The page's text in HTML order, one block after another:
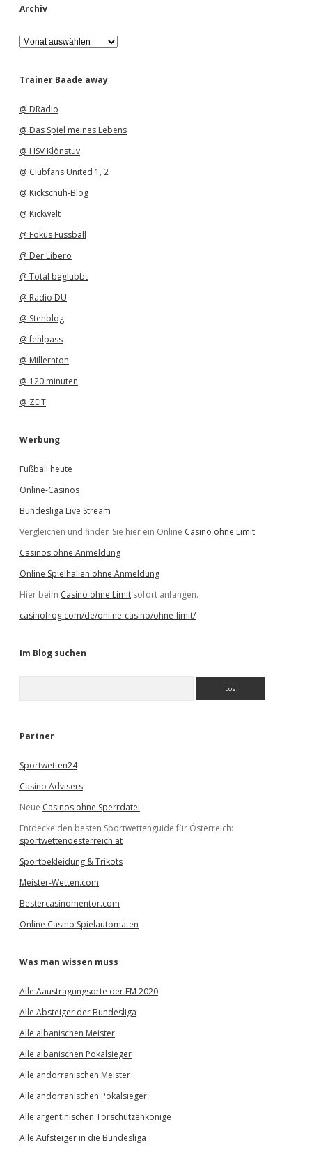
Archiv
A
r
h
Trainer Baade away
@ DRadio
@ Das Spiel meines Lebens
@ HSV Klönstuv
@ Clubfans United 1 , 2
@ Kickschuh-Blog
@ Kickwelt
@ Fokus Fussball
@ Der Libero
@ Total beglubbt
@ Radio DU
@ Stehblog
@ fehlpass
@ Millernton
@ 120 minuten
@ ZEIT
Werbung
Fußball heute
Online-Casinos
Bundesliga Live Stream
Vergleichen und finden Sie hier ein Online Casino ohne Limit
Casinos ohne Anmeldung
Online Spielhallen ohne Anmeldung
Hier beim Casino ohne Limit sofort anfangen.
casinofrog.com/de/online-casino/ohne-limit/
Im Blog suchen
e
Partner
Sportwetten24
Casino Advisers
Neue Casinos ohne Sperrdatei
Entdecke den besten Sportwettenguide für Österreich:
sportwettenoesterreich.at
Sportbekleidung & Trikots
Meister-Wetten.com
Bestercasinomentor.com
Online Casino Spielautomaten
Was man wissen muss
Alle Aaustragungsorte der EM 2020
Alle Absteiger der Bundesliga
Alle albanischen Meister
Alle albanischen Pokalsieger
Alle andorranischen Meister
Alle andorranischen Pokalsieger
Alle argentinischen Torschützenkönige
Alle Aufsteiger in die Bundesliga